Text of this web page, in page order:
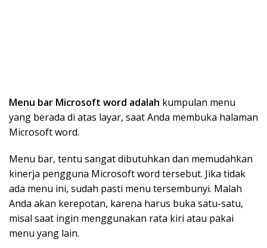
Menu bar Microsoft word adalah kumpulan menu
yang berada di atas layar, saat Anda membuka halaman
Microsoft word.
Menu bar, tentu sangat dibutuhkan dan memudahkan
kinerja pengguna Microsoft word tersebut. Jika tidak
ada menu ini, sudah pasti menu tersembunyi. Malah
Anda akan kerepotan, karena harus buka satu-satu,
misal saat ingin menggunakan rata kiri atau pakai
menu yang lain.